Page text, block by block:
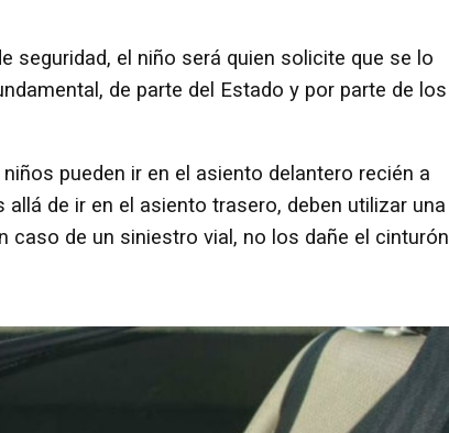
seguridad, el niño será quien solicite que se lo
de parte del Estado y por parte de los
pueden ir en el asiento delantero recién a
de ir en el asiento trasero, deben utilizar una
caso de un siniestro vial, no los dañe el cinturón